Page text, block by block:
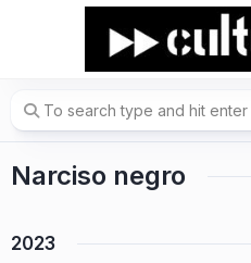
Narciso negro
2023